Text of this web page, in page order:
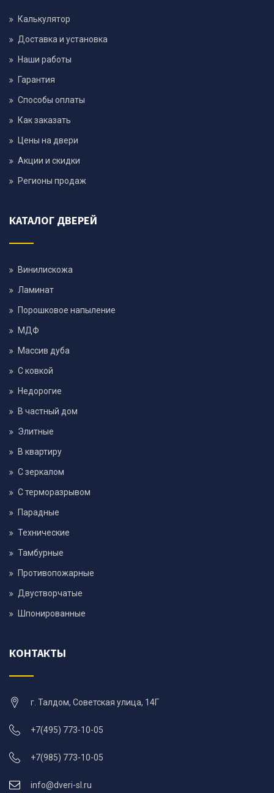
Калькулятор
Доставка и установка
Наши работы
Гарантия
Способы оплаты
Как заказать
Цены на двери
Акции и скидки
Регионы продаж
КАТАЛОГ ДВЕРЕЙ
Винилискожа
Ламинат
Порошковое напыление
МДФ
Массив дуба
С ковкой
Недорогие
В частный дом
Элитные
В квартиру
С зеркалом
С терморазрывом
Парадные
Технические
Тамбурные
Противопожарные
Двустворчатые
Шпонированные
КОНТАКТЫ
г. Талдом, Советская улица, 14Г
+7(495) 773-10-05
+7(985) 773-10-05
info@dveri-sl.ru